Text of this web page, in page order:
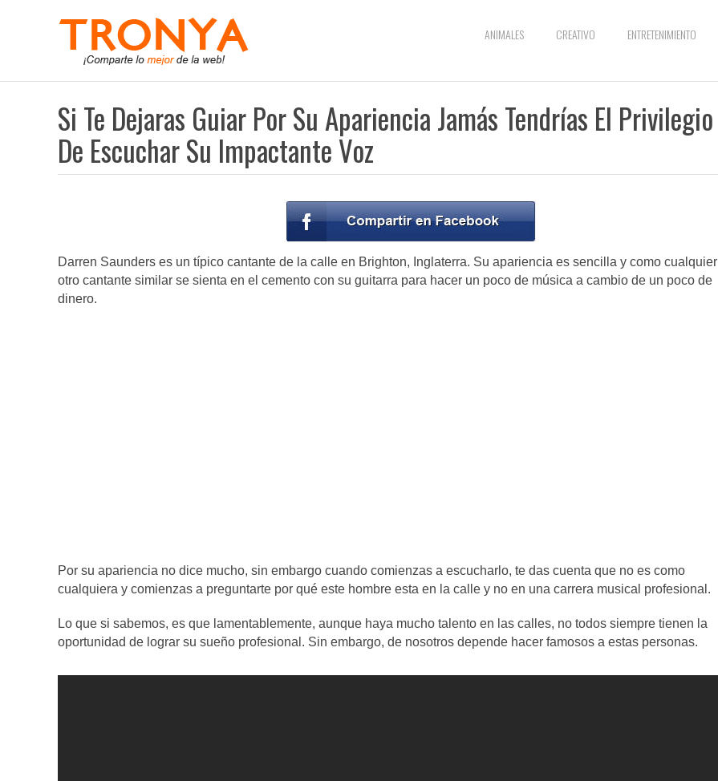
ANIMALES CREATIVO ENTRETENIMIENTO
Si Te Dejaras Guiar Por Su Apariencia Jamás Tendrías El Privilegio
De Escuchar Su Impactante Voz
Darren Saunders es un típico cantante de la calle en Brighton, Inglaterra. Su apariencia es sencilla y como cualquier
otro cantante similar se sienta en el cemento con su guitarra para hacer un poco de música a cambio de un poco de
dinero.
Por su apariencia no dice mucho, sin embargo cuando comienzas a escucharlo, te das cuenta que no es como
cualquiera y comienzas a preguntarte por qué este hombre esta en la calle y no en una carrera musical profesional.
Lo que si sabemos, es que lamentablemente, aunque haya mucho talento en las calles, no todos siempre tienen la
oportunidad de lograr su sueño profesional. Sin embargo, de nosotros depende hacer famosos a estas personas.